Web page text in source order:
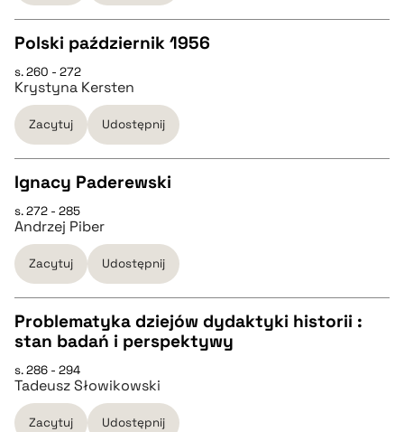
CZYSTY TEKST
pobierz cytat
BIBTEX
pobierz cytat
Polski październik 1956
s. 260 - 272
Krystyna Kersten
Zacytuj Udostępnij
CZYSTY TEKST
pobierz cytat
BIBTEX
pobierz cytat
Ignacy Paderewski
s. 272 - 285
Andrzej Piber
Zacytuj Udostępnij
CZYSTY TEKST
pobierz cytat
Problematyka dziejów dydaktyki historii :
stan badań i perspektywy
s. 286 - 294
Tadeusz Słowikowski
Zacytuj Udostępnij